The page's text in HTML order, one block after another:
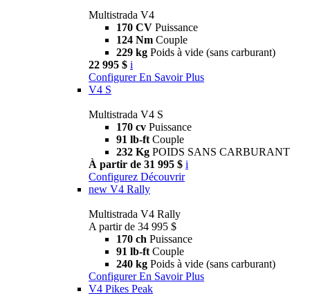
Multistrada V4
170 CV Puissance
124 Nm Couple
229 kg Poids à vide (sans carburant)
22 995 $ i
Configurer En Savoir Plus
V4 S
Multistrada V4 S
170 cv Puissance
91 lb-ft Couple
232 Kg POIDS SANS CARBURANT
À partir de 31 995 $ i
Configurez Découvrir
new V4 Rally
Multistrada V4 Rally
A partir de 34 995 $
170 ch Puissance
91 lb-ft Couple
240 kg Poids à vide (sans carburant)
Configurer En Savoir Plus
V4 Pikes Peak